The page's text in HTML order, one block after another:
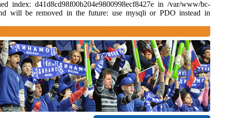
index: d41d8cd98f00b204e9800998ecf8427e in /var/www/bc-
will be removed in the future: use mysqli or PDO instead in